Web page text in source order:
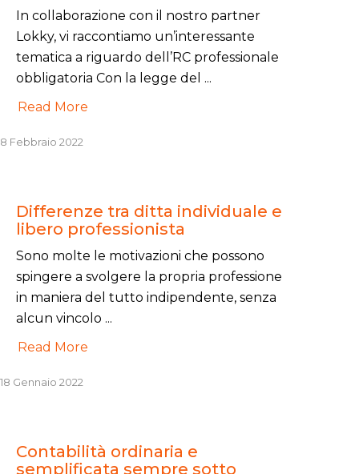
In collaborazione con il nostro partner
Lokky, vi raccontiamo un’interessante
tematica a riguardo dell’RC professionale
obbligatoria Con la legge del ...
Read More
8 Febbraio 2022
Differenze tra ditta individuale e
libero professionista
Sono molte le motivazioni che possono
spingere a svolgere la propria professione
in maniera del tutto indipendente, senza
alcun vincolo ...
Read More
18 Gennaio 2022
Contabilità ordinaria e
semplificata sempre sotto